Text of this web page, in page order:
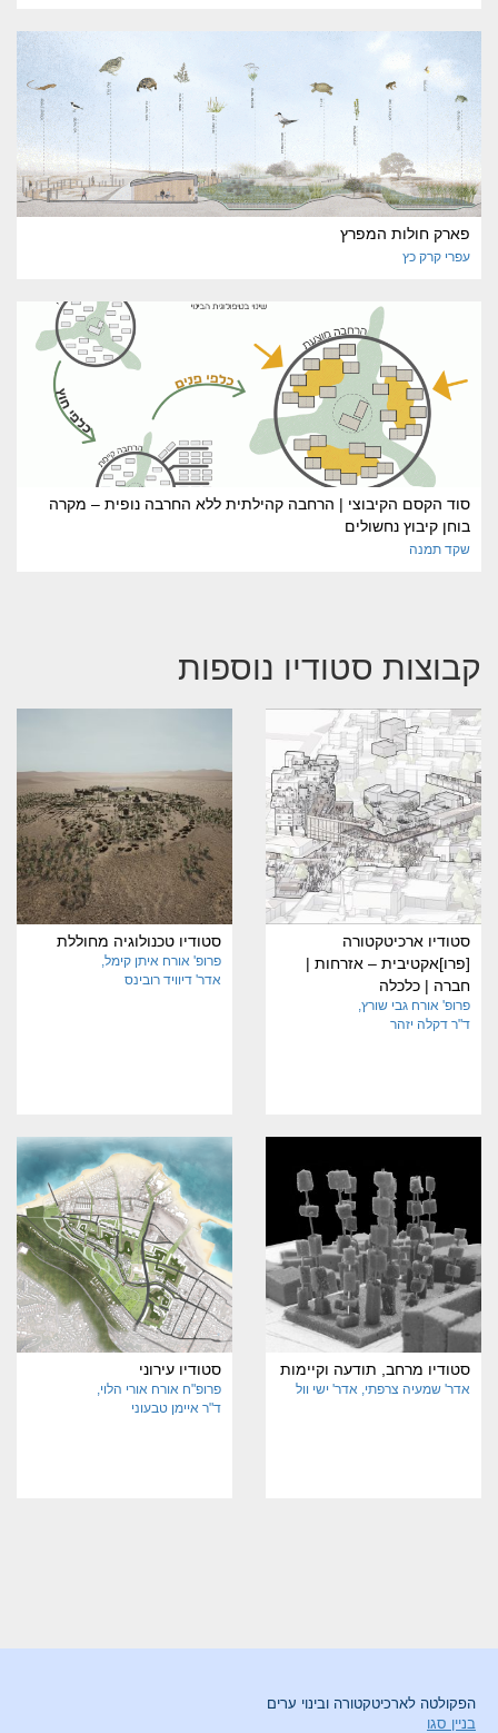
פארק חולות המפרץ
עפרי קרק כץ
סוד הקסם הקיבוצי | הרחבה קהילתית ללא החרבה נופית – מקרה
בוחן קיבוץ נחשולים
שקד תמנה
קבוצות סטודיו נוספות
סטודיו ארכיטקטורה
[פרו]אקטיבית – אזרחות |
חברה | כלכלה
פרופ' אורח גבי שורץ
ד"ר דקלה יזהר
סטודיו טכנולוגיה מחוללת
פרופ' אורח איתן קימל
אדר' דיוויד רובינס
סטודיו מרחב, תודעה וקיימות
אדר' שמעיה צרפתי אדר' ישי וול
סטודיו עירוני
פרופ"ח אורח אורי הלוי
ד"ר איימן טבעוני
הפקולטה לארכיטקטורה ובינוי ערים
בניין סגו